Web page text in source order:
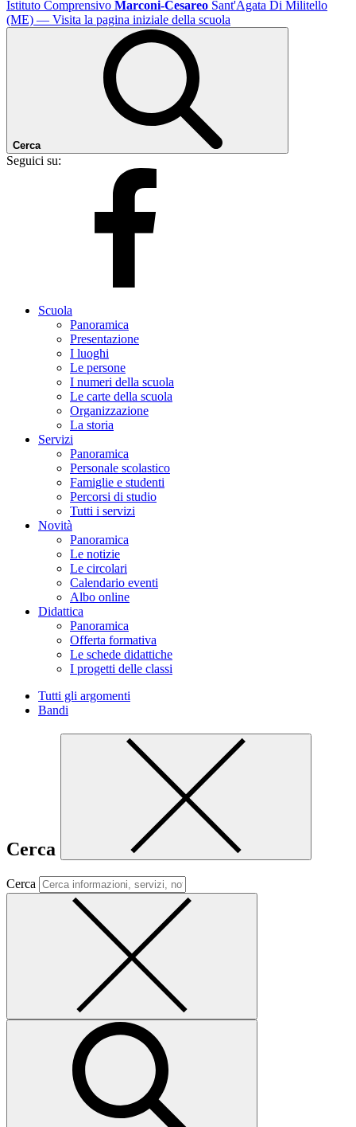
Istituto Comprensivo Marconi-Cesareo Sant'Agata Di Militello
(ME) — Visita la pagina iniziale della scuola
Cerca
Seguici su:
Scuola
Panoramica
Presentazione
I luoghi
Le persone
I numeri della scuola
Le carte della scuola
Organizzazione
La storia
Servizi
Panoramica
Personale scolastico
Famiglie e studenti
Percorsi di studio
Tutti i servizi
Novità
Panoramica
Le notizie
Le circolari
Calendario eventi
Albo online
Didattica
Panoramica
Offerta formativa
Le schede didattiche
I progetti delle classi
Tutti gli argomenti
Bandi
Cerca
Cerca